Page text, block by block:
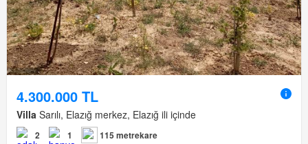
4.300.000 TL
Villa Sarılı, Elazığ merkez, Elazığ ili içinde
2 1 115 metrekare